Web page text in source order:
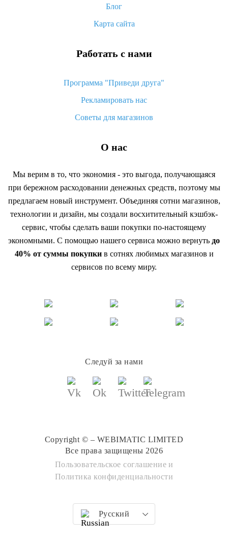
возврата денег
Блог
Карта сайта
Работать с нами
Программа "Приведи друга"
Рекламировать нас
Советы для магазинов
О нас
Мы верим в то, что экономия - это выгода, получающаяся
при бережном расходовании денежных средств, поэтому мы
предлагаем новый инструмент. Объединяя сотни магазинов,
технологии и дизайн, мы создали восхитительный кэшбэк-
сервис, чтобы сделать ваши покупки по-настоящему
экономными. С помощью нашего сервиса можно вернуть до
40% от суммы покупкив сотнях любимых магазинов и
сервисов по всему миру.
Следуй за нами
Copyright © – WEBIMATIC LIMITED
Все права защищены 2026
Пользовательское соглашение и
Политика конфиденциальности
Русский